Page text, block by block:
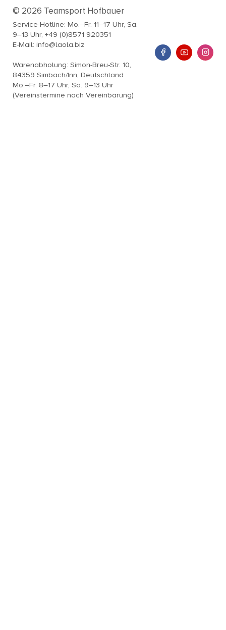
© 2026 Teamsport Hofbauer
Service-Hotline: Mo.–Fr. 11–17 Uhr, Sa.
9–13 Uhr, +49 (0)8571 920351
E-Mail: info@laola.biz
Warenabholung: Simon-Breu-Str. 10,
84359 Simbach/Inn, Deutschland
Mo.–Fr. 8–17 Uhr, Sa. 9–13 Uhr
(Vereinstermine nach Vereinbarung)